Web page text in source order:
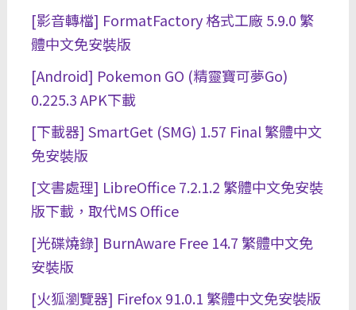
[影音轉檔] FormatFactory 格式工廠 5.9.0 繁
體中文免安裝版
[Android] Pokemon GO (精靈寶可夢Go)
0.225.3 APK下載
[下載器] SmartGet (SMG) 1.57 Final 繁體中文
免安裝版
[文書處理] LibreOffice 7.2.1.2 繁體中文免安裝
版下載，取代MS Office
[光碟燒錄] BurnAware Free 14.7 繁體中文免
安裝版
[火狐瀏覽器] Firefox 91.0.1 繁體中文免安裝版